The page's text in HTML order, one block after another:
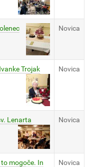
Novica
Trojak Novica
Lenarta Novica
mogoče. In
Novica